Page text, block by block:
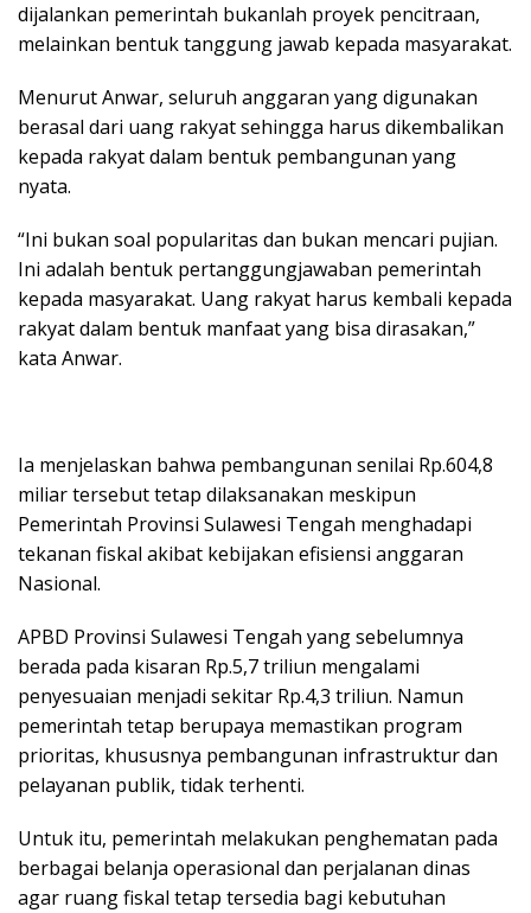
dijalankan pemerintah bukanlah proyek pencitraan,
melainkan bentuk tanggung jawab kepada masyarakat.
Menurut Anwar, seluruh anggaran yang digunakan
berasal dari uang rakyat sehingga harus dikembalikan
kepada rakyat dalam bentuk pembangunan yang
nyata.
“Ini bukan soal popularitas dan bukan mencari pujian.
Ini adalah bentuk pertanggungjawaban pemerintah
kepada masyarakat. Uang rakyat harus kembali kepada
rakyat dalam bentuk manfaat yang bisa dirasakan,”
kata Anwar.
Ia menjelaskan bahwa pembangunan senilai Rp.604,8
miliar tersebut tetap dilaksanakan meskipun
Pemerintah Provinsi Sulawesi Tengah menghadapi
tekanan fiskal akibat kebijakan efisiensi anggaran
Nasional.
APBD Provinsi Sulawesi Tengah yang sebelumnya
berada pada kisaran Rp.5,7 triliun mengalami
penyesuaian menjadi sekitar Rp.4,3 triliun. Namun
pemerintah tetap berupaya memastikan program
prioritas, khususnya pembangunan infrastruktur dan
pelayanan publik, tidak terhenti.
Untuk itu, pemerintah melakukan penghematan pada
berbagai belanja operasional dan perjalanan dinas
agar ruang fiskal tetap tersedia bagi kebutuhan